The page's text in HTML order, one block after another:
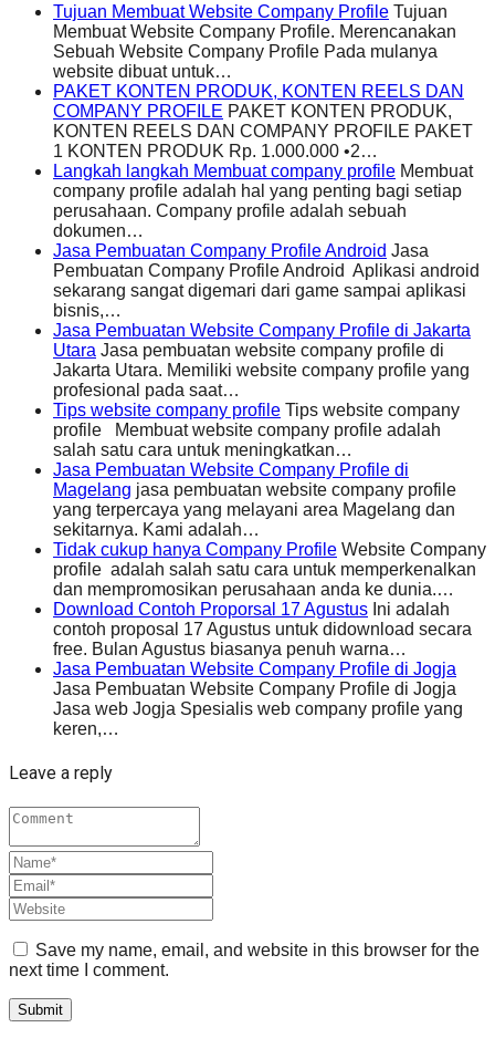
Tujuan Membuat Website Company Profile Tujuan
Membuat Website Company Profile. Merencanakan
Sebuah Website Company Profile Pada mulanya
website dibuat untuk…
PAKET KONTEN PRODUK, KONTEN REELS DAN
COMPANY PROFILE PAKET KONTEN PRODUK,
KONTEN REELS DAN COMPANY PROFILE PAKET
1 KONTEN PRODUK Rp. 1.000.000 •2…
Langkah langkah Membuat company profile Membuat
company profile adalah hal yang penting bagi setiap
perusahaan. Company profile adalah sebuah
dokumen…
Jasa Pembuatan Company Profile Android Jasa
Pembuatan Company Profile Android Aplikasi android
sekarang sangat digemari dari game sampai aplikasi
bisnis,…
Jasa Pembuatan Website Company Profile di Jakarta
Utara Jasa pembuatan website company profile di
Jakarta Utara. Memiliki website company profile yang
profesional pada saat…
Tips website company profile Tips website company
profile Membuat website company profile adalah
salah satu cara untuk meningkatkan…
Jasa Pembuatan Website Company Profile di
Magelang jasa pembuatan website company profile
yang terpercaya yang melayani area Magelang dan
sekitarnya. Kami adalah…
Tidak cukup hanya Company Profile Website Company
profile adalah salah satu cara untuk memperkenalkan
dan mempromosikan perusahaan anda ke dunia.…
Download Contoh Proporsal 17 Agustus Ini adalah
contoh proposal 17 Agustus untuk didownload secara
free. Bulan Agustus biasanya penuh warna…
Jasa Pembuatan Website Company Profile di Jogja
Jasa Pembuatan Website Company Profile di Jogja
Jasa web Jogja Spesialis web company profile yang
keren,…
Leave a reply
Save my name, email, and website in this browser for the
next time I comment.